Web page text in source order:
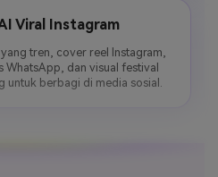
Viral Instagram
tren, cover reel Instagram,
dan visual festival
untuk berbagi di media sosial.